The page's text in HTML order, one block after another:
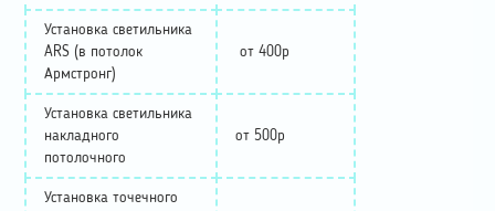
Установка светильника
ARS (в потолок
Армстронг)
от 400р
Установка светильника
накладного
потолочного
от 500р
Установка точечного